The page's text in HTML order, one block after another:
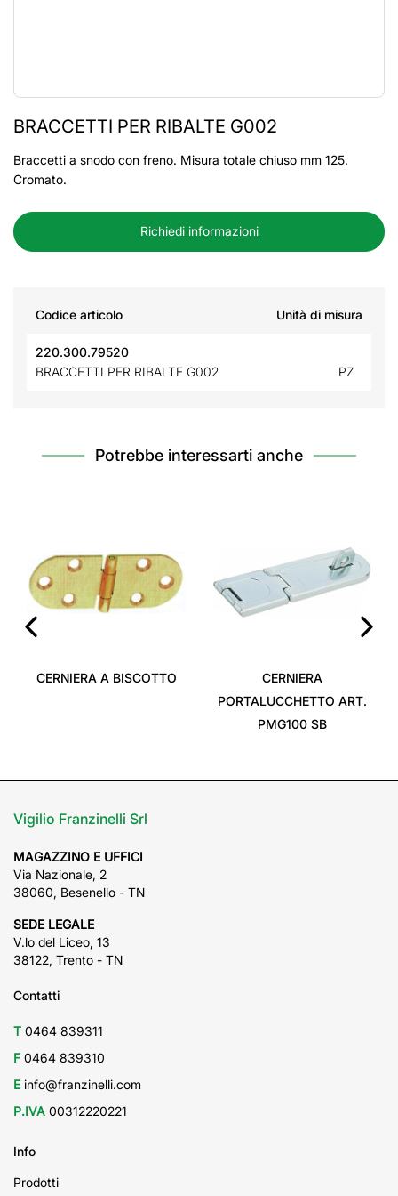
BRACCETTI PER RIBALTE G002
Braccetti a snodo con freno. Misura totale chiuso mm 125.
Cromato.
Richiedi informazioni
Codice articolo Unità di misura
220.300.79520
BRACCETTI PER RIBALTE G002
PZ
Potrebbe interessarti anche
CERNIERA A BISCOTTO
CERNIERA
PORTALUCCHETTO ART.
PMG100 SB
Vigilio Franzinelli Srl
MAGAZZINO E UFFICI
Via Nazionale, 2
38060, Besenello - TN
SEDE LEGALE
V.lo del Liceo, 13
38122, Trento - TN
Contatti
T 0464 839311
F 0464 839310
E info@franzinelli.com
P.IVA 00312220221
Info
Prodotti